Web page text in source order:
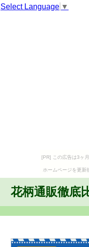
Select Language ▼
[PR] この広告は3ヶ
ホームページを更新
花柄通販徹底